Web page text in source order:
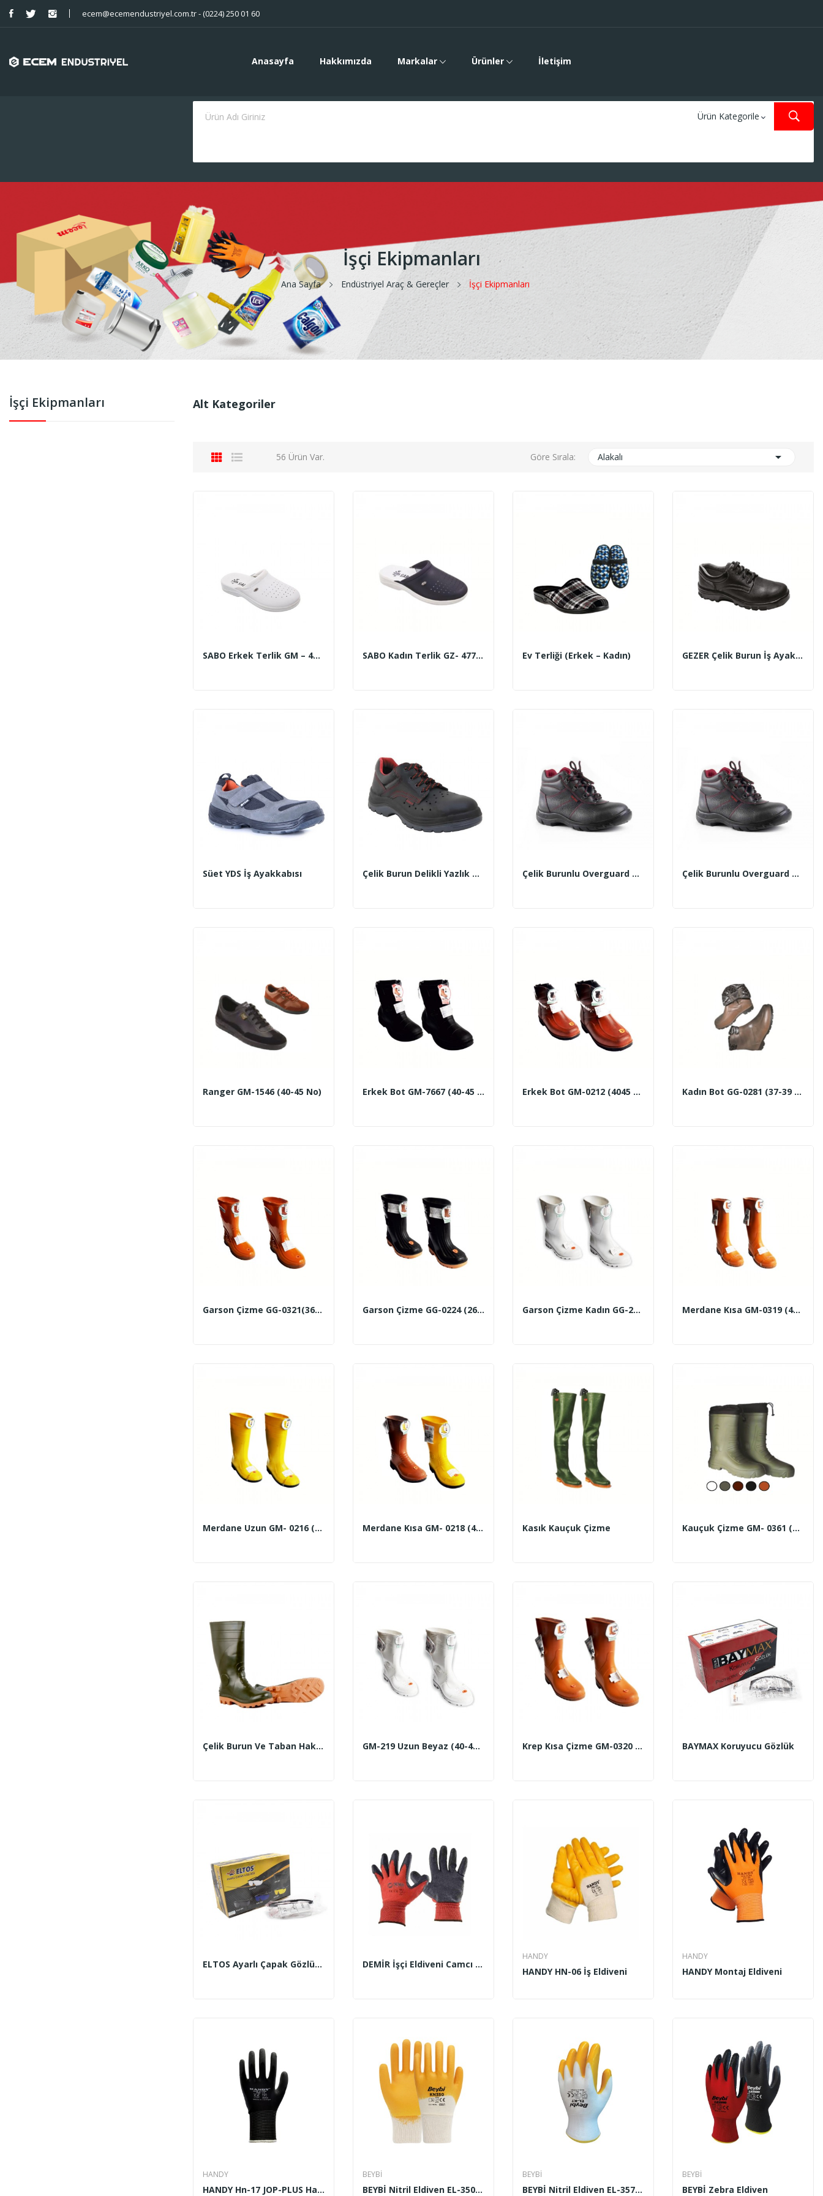
ecem@ecemendustriyel.com.tr - (0224) 250 01 60
Anasayfa Hakkımızda Markalar Ürünler İletişim
İşçi Ekipmanları
Ana Sayfa Endüstriyel Araç & Gereçler İşçi Ekipmanları
İşçi Ekipmanları Alt Kategoriler
56 Ürün Var. Göre Sırala: Alakalı 
SABO Erkek Terlik GM – 4768 (40-45 Ayak No) SABO Kadın Terlik GZ- 4770 (36-40 Ayak No) Ev Terliği (Erkek – Kadın) GEZER Çelik Burun İş Ayakkabısı
Süet YDS İş Ayakkabısı Çelik Burun Delikli Yazlık Ayakkabı Çelik Burunlu Overguard Bot Çelik Burunlu Overguard Bot
Ranger GM-1546 (40-45 No) Erkek Bot GM-7667 (40-45 No) (Kahverengi – Siyah) Erkek Bot GM-0212 (4045 No) (Kahverengi-Siyah) Kadın Bot GG-0281 (37-39 No)
Garson Çizme GG-0321(36-41 No) (Kahverengi-... Garson Çizme GG-0224 (26-42 No) (Kahverengi-... Garson Çizme Kadın GG-252 (37-40 No) Merdane Kısa GM-0319 (40-45 No) (Sarı-...
Merdane Uzun GM- 0216 (40-45 No) Sarı-... Merdane Kısa GM- 0218 (40-45 No) Sarı-... Kasık Kauçuk Çizme Kauçuk Çizme GM- 0361 (40-45 No)
Çelik Burun Ve Taban Haki Renk GM- 0261 (40-45 No) GM-219 Uzun Beyaz (40-45 No) Krep Kısa Çizme GM-0320 (40-45 No) Kahverengi BAYMAX Koruyucu Gözlük
ELTOS Ayarlı Çapak Gözlüğü DEMİR İşçi Eldiveni Camcı LWRB-03
HANDY
HANDY HN-06 İş Eldiveni
HANDY
HANDY Montaj Eldiveni
HANDY
HANDY Hn-17 JOP-PLUS Hassas İşler
BEYBİ
BEYBİ Nitril Eldiven EL-350 (Pamuk)
BEYBİ
BEYBİ Nitril Eldiven EL-357 (Sentetik)
BEYBİ
BEYBİ Zebra Eldiven